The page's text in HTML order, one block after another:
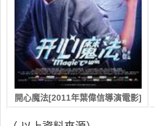
開心魔法[2011年葉偉信導演電影]